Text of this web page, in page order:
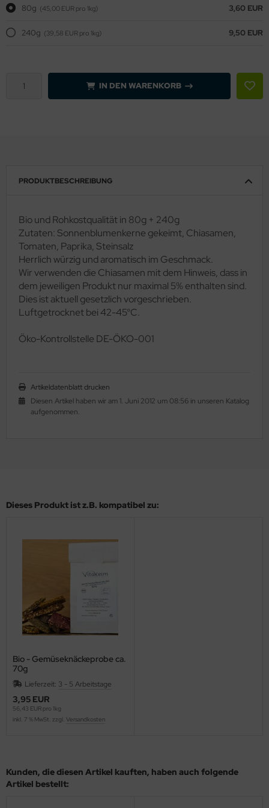
80g (45,00 EUR pro 1kg) 3,60 EUR
240g (39,58 EUR pro 1kg) 9,50 EUR
IN DEN WARENKORB
PRODUKTBESCHREIBUNG
Bio und Rohkostqualität in 80g + 240g
Zutaten: Sonnenblumenkerne gekeimt, Chiasamen,
Tomaten, Paprika, Steinsalz
Herrlich würzig und aromatisch im Geschmack.
Wir verwenden die Chiasamen mit dem Hinweis, dass in
dem jeweiligen Produkt nur maximal 5% enthalten sind.
Dies ist aktuell gesetzlich vorgeschrieben.
Luftgetrocknet bei 42-45°C.
Öko-Kontrollstelle DE-ÖKO-001
Artikeldatenblatt drucken
Diesen Artikel haben wir am 1. Juni 2012 um 08:56 in unseren Katalog
aufgenommen.
Dieses Produkt ist z.B. kompatibel zu:
Bio - Gemüseknäckeprobe ca.
70g
Lieferzeit: 3 - 5 Arbeitstage
3,95 EUR
56,43 EUR pro 1kg
inkl. 7 % MwSt. zzgl. Versandkosten
Kunden, die diesen Artikel kauften, haben auch folgende
Artikel bestellt: